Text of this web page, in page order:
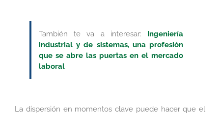
También te va a interesar: Ingeniería
industrial y de sistemas, una profesión
que se abre las puertas en el mercado
laboral
La dispersión en momentos clave puede hacer que el